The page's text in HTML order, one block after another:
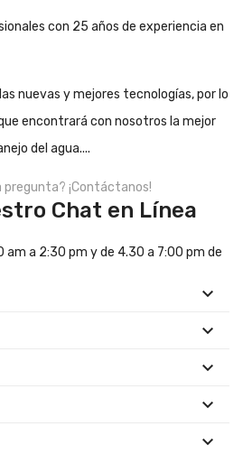
con 25 años de experiencia en
nuevas y mejores tecnologías, por lo
encontrará con nosotros la mejor
del agua....
pregunta? ¡Contáctanos!
Chat en Línea
am a 2:30 pm y de 4.30 a 7:00 pm de




